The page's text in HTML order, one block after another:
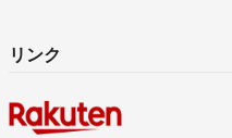
リンク